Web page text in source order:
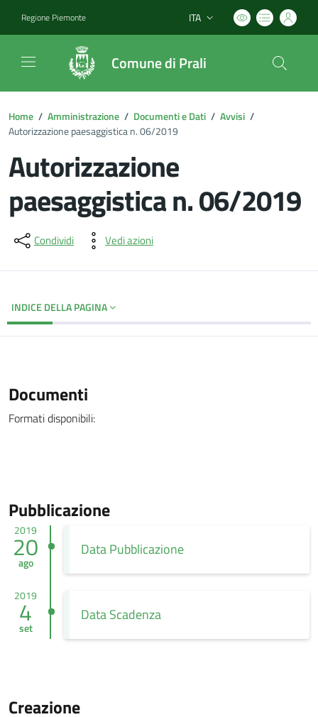
Regione Piemonte Lingua attiva:
ITA
Comune di Prali
Home / Amministrazione / Documenti e Dati / Avvisi /
Autorizzazione paesaggistica n. 06/2019
Autorizzazione
paesaggistica n. 06/2019
Dettagli del documento
Condividi Vedi azioni
INDICE DELLA PAGINA
Documenti
Formati disponibili:
Pubblicazione
2019
20
ago
Data Pubblicazione
2019
4
set
Data Scadenza
Creazione